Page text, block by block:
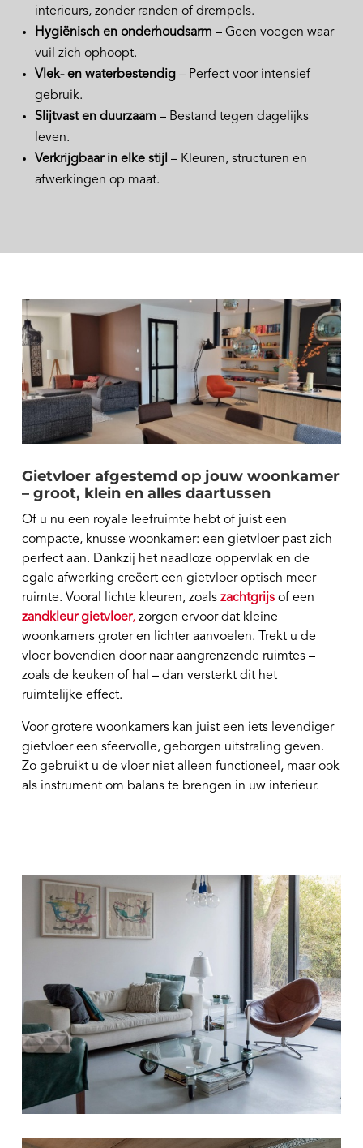
interieurs, zonder randen of drempels.
Hygiënisch en onderhoudsarm – Geen voegen waar
vuil zich ophoopt.
Vlek- en waterbestendig – Perfect voor intensief
gebruik.
Slijtvast en duurzaam – Bestand tegen dagelijks
leven.
Verkrijgbaar in elke stijl – Kleuren, structuren en
afwerkingen op maat.
Gietvloer afgestemd op jouw woonkamer
– groot, klein en alles daartussen
Of u nu een royale leefruimte hebt of juist een
compacte, knusse woonkamer: een gietvloer past zich
perfect aan. Dankzij het naadloze oppervlak en de
egale afwerking creëert een gietvloer optisch meer
ruimte. Vooral lichte kleuren, zoalszachtgrijs of een
zandkleur gietvloer, zorgen ervoor dat kleine
woonkamers groter en lichter aanvoelen. Trekt u de
vloer bovendien door naar aangrenzende ruimtes –
zoals de keuken of hal – dan versterkt dit het
ruimtelijke effect.
Voor grotere woonkamers kan juist een iets levendiger
gietvloer een sfeervolle, geborgen uitstraling geven.
Zo gebruikt u de vloer niet alleen functioneel, maar ook
als instrument om balans te brengen in uw interieur.